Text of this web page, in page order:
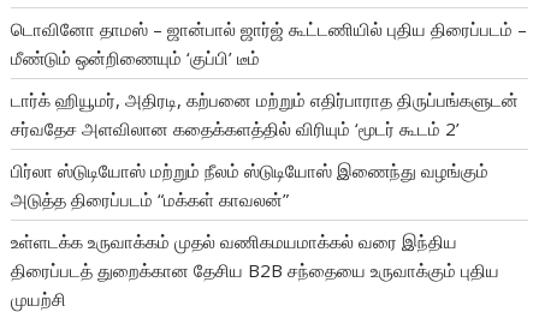
டொவினோ தாமஸ் – ஜான்பால் ஜார்ஜ் கூட்டணியில் புதிய திரைப்படம் –
மீண்டும் ஒன்றிணையும் ‘குப்பி’ டீம்
டார்க் ஹியூமர், அதிரடி, கற்பனை மற்றும் எதிர்பாராத திருப்பங்களுடன்
சர்வதேச அளவிலான கதைக்களத்தில் விரியும் ‘மூடர் கூடம் 2’
பிர்லா ஸ்டுடியோஸ் மற்றும் நீலம் ஸ்டுடியோஸ் இணைந்து வழங்கும்
அடுத்த திரைப்படம் “மக்கள் காவலன்”
உள்ளடக்க உருவாக்கம் முதல் வணிகமயமாக்கல் வரை இந்திய
திரைப்படத் துறைக்கான தேசிய B2B சந்தையை உருவாக்கும் புதிய
முயற்சி